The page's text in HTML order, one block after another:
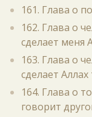
161. Глава о
162. Глава о
сделает меня
163. Глава о
сделает Аллах
164. Глава о
говорит